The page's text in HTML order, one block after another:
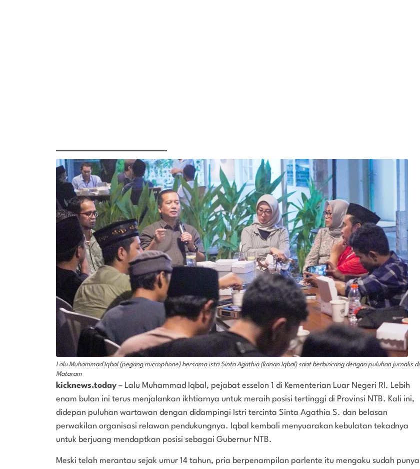
Lalu Muhammad Iqbal (pegang microphone) bersama istri Sinta Agathia (kanan Iqbal) saat berbincang dengan puluhan jurnalis di
Mataram
kicknews.today – Lalu Muhammad Iqbal, pejabat esselon 1 di Kementerian Luar Negeri RI. Lebih
enam bulan ini terus menjalankan ikhtiarnya untuk meraih posisi tertinggi di Provinsi NTB. Kali ini,
didepan puluhan wartawan dengan didampingi Istri tercinta Sinta Agathia S. dan belasan
perwakilan organisasi relawan pendukungnya. Iqbal kembali menyuarakan kebulatan tekadnya
untuk berjuang mendaptkan posisi sebagai Gubernur NTB.
Meski telah merantau sejak umur 14 tahun, pria berpenampilan parlente itu mengaku sudah punya